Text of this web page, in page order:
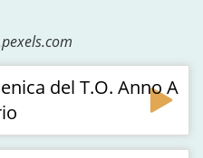
del T.O. Anno A